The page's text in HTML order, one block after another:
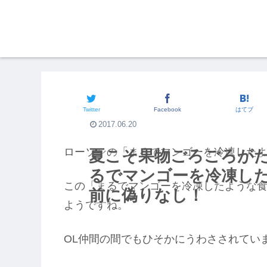
夏こそ果物ごろごろが
るでマンゴーを冷凍し
前に偽りなし！
Twitter Facebook はてブ
2017.06.20
ローソンの「まるでマンゴーを冷凍した
この「まるでマンゴーを冷凍したような
ようですね。
OL仲間の間でもひそかにうわさされてい